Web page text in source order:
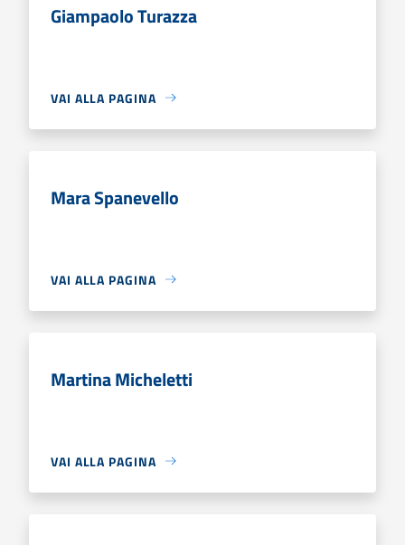
Giampaolo Turazza
VAI ALLA PAGINA
Mara Spanevello
VAI ALLA PAGINA
Martina Micheletti
VAI ALLA PAGINA